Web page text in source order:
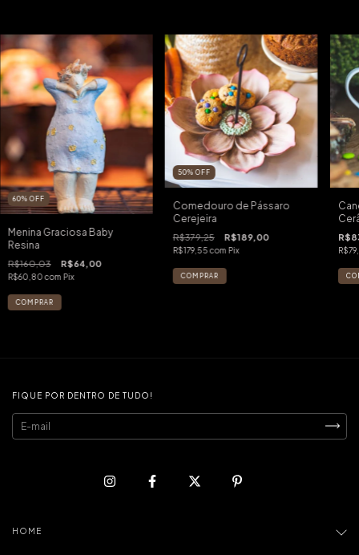
60%OFF
Menina Graciosa Baby
Resina
R$160,03 R$64,00
R$60,80com Pix
50%OFF
Comedouro de Pássaro
Cerejeira
R$379,25 R$189,00
R$179,55com Pix
FIQUE POR DENTRO DE TUDO!
HOME